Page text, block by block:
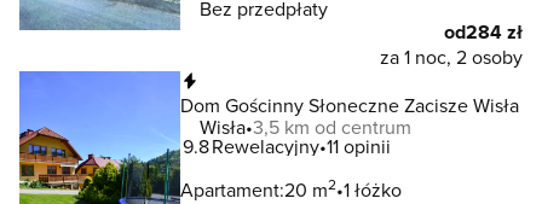
Bez przedpłaty
od284 zł
za 1 noc, 2 osoby
Dom Gościnny Słoneczne Zacisze Wisła
Wisła 3,5 km od centrum
9.8Rewelacyjny 11 opinii
Apartament:20 m2 1 łóżko